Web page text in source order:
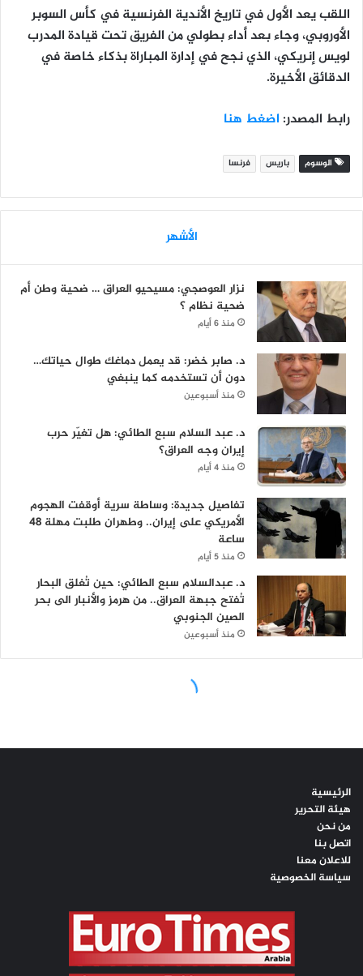
الرئيسية
هيئة التحرير
من نحن
اتصل بنا
للاعلان معنا
سياسة الخصوصية